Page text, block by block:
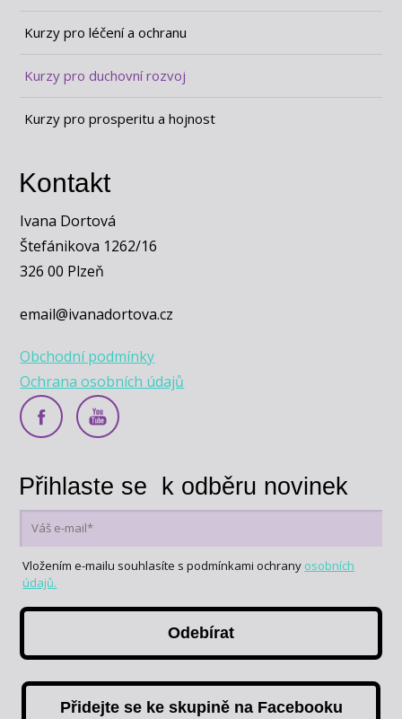
Kurzy pro léčení a ochranu
Kurzy pro duchovní rozvoj
Kurzy pro prosperitu a hojnost
Kontakt
Ivana Dortová
Štefánikova 1262/16
326 00 Plzeň
email@ivanadortova.cz
Obchodní podmínky
Ochrana osobních údajů
Přihlaste se k odběru novinek
Vložením e-mailu souhlasíte s podmínkami ochrany osobních
údajů.
Odebírat
Přidejte se ke skupině na Facebooku